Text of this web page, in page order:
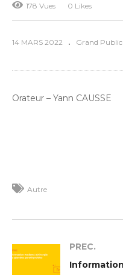
178 Vues 0 Likes
14 MARS 2022 Grand Public
Orateur – Yann CAUSSE
Autre
PREC.